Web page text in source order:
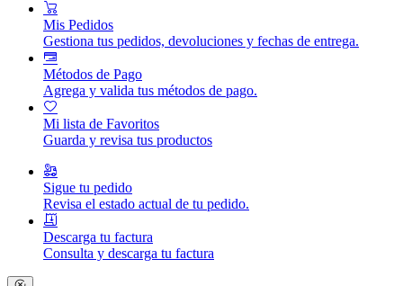
Mis Pedidos
Gestiona tus pedidos, devoluciones y fechas de entrega.
Métodos de Pago
Agrega y valida tus métodos de pago.
Mi lista de Favoritos
Guarda y revisa tus productos
Sigue tu pedido
Revisa el estado actual de tu pedido.
Descarga tu factura
Consulta y descarga tu factura